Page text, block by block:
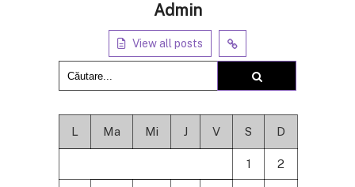
Admin
View all posts
L Ma Mi J V S D
1 2